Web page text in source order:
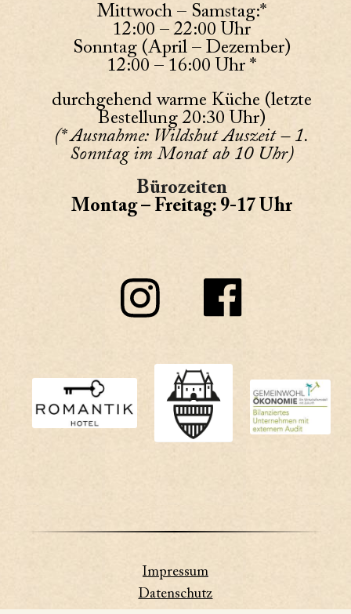
Mittwoch – Samstag:*
12:00 – 22:00 Uhr
Sonntag (April – Dezember)
12:00 – 16:00 Uhr *
durchgehend warme Küche (letzte
Bestellung 20:30 Uhr)
(* Ausnahme: Wildshut Auszeit – 1.
Sonntag im Monat ab 10 Uhr)
Bürozeiten
Montag – Freitag: 9-17 Uhr
Impressum
Datenschutz